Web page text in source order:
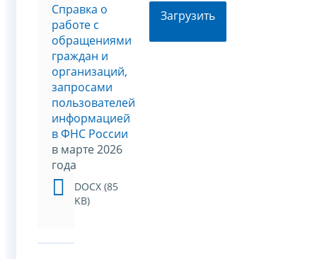
Справка о
работе с
обращениями
граждан и
организаций,
запросами
пользователей
информацией
в ФНС России
в марте 2026
года
DOCX (85
KB)
Загрузить